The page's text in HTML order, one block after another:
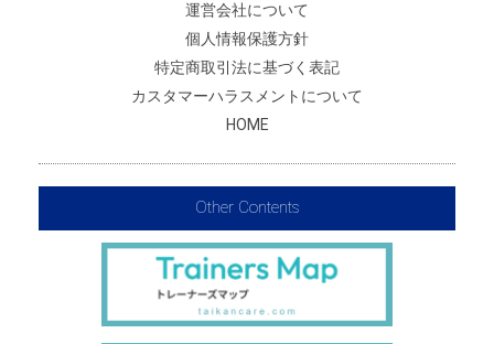
運営会社について
個人情報保護方針
特定商取引法に基づく表記
カスタマーハラスメントについて
HOME
Other Contents